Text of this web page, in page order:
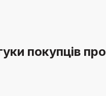
покупців